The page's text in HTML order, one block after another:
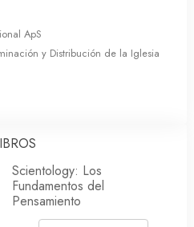
ApS
y Distribución de la Iglesia
Scientology: Los
Fundamentos del
Pensamiento